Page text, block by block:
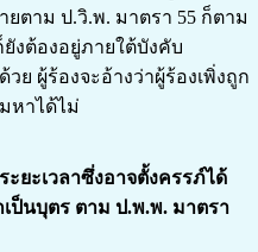
ตาม ป.วิ.พ. มาตรา 55 ก็ตาม
งต้องอยู่ภายใต้บังคับ
ย ผู้ร้องจะอ้างว่าผู้ร้องเพิ่งถูก
หาได้ไม่
ะยะเวลาซึ่งอาจตั้งครรภ์ได้
ป็นบุตร ตาม ป.พ.พ. มาตรา